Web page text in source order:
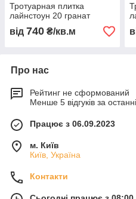
Тротуарная плитка
лайнстоун 20 гранат
від 740 ₴/кв.м
Про нас
Рейтинг не сформований
Менше 5 відгуків за
Працює з 06.09.2023
м. Київ
Київ, Україна
Контакти